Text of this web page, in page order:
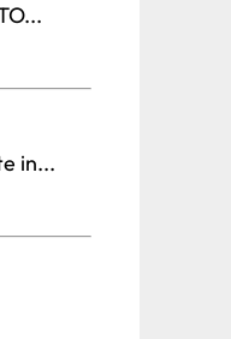
in...